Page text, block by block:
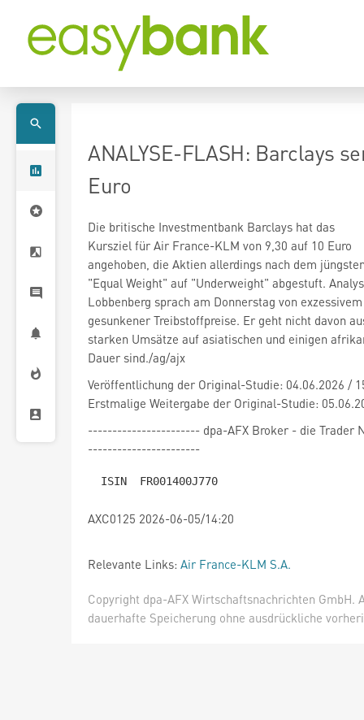
ANALYSE-FLASH: Barclays
Euro
Die britische Investmentbank Barclays hat das
Kursziel für Air France-KLM von 9,30 auf 10 Euro
angehoben, die Aktien allerdings nach dem
"Equal Weight" auf "Underweight" abgestuft.
Lobbenberg sprach am Donnerstag von
gesunkener Treibstoffpreise. Er geht nicht davon
starken Umsätze auf asiatischen und einigen
Dauer sind./ag/ajx
Veröffentlichung der Original-Studie: 04.06.2026 /
Erstmalige Weitergabe der Original-Studie:
----------------------- dpa-AFX Broker - die Trader
-----------------------
AXC0125 2026-06-05/14:20
Relevante Links: Air France-KLM S.A.
Copyright dpa-AFX Wirtschaftsnachrichten
dauerhafte Speicherung ohne ausdrückliche